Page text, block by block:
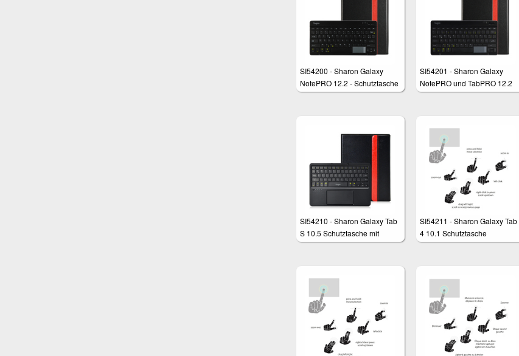
SI54200 - Sharon Galaxy
NotePRO 12.2 - Schutztasche
mit herausnehmbarer
SI54201 - Sharon Galaxy
NotePRO und TabPRO 12.2
Hülle mit magnetisch
SI54210 - Sharon Galaxy Tab
S 10.5 Schutztasche mit
herausnehmbarer Tastatur
SI54211 - Sharon Galaxy Tab
4 10.1 Schutztasche